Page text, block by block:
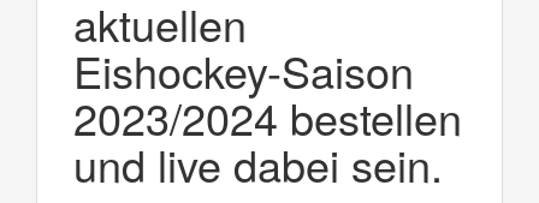
aktuellen
Eishockey-Saison
2023/2024 bestellen
und live dabei sein.